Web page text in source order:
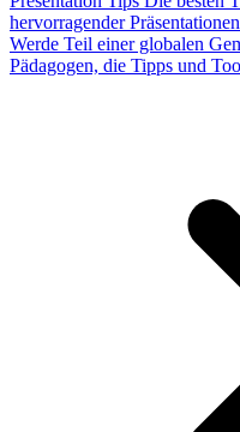
hervorragender Präsentationen
Werde Teil einer globalen
Pädagogen, die Tipps und